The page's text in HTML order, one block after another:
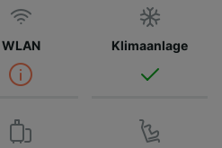
WLAN Klimaanlage